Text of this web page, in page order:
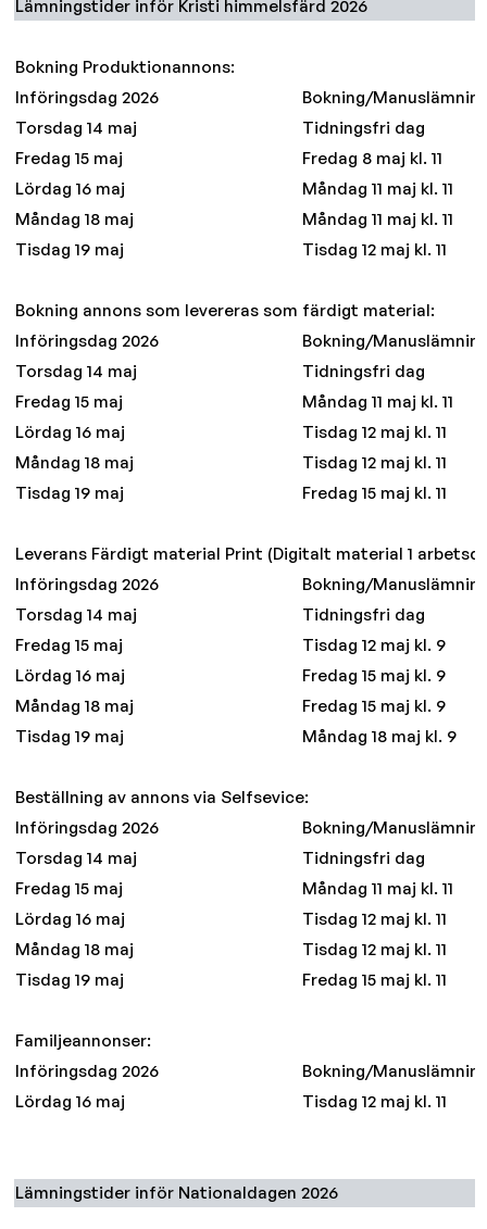
Lämningstider inför Kristi himmelsfärd 2026
Bokning Produktionannons:
Införingsdag 2026
Bokning/
Torsdag 14 maj
Tidningsfri dag
Fredag 15 maj
Fredag 8 maj kl. 11
Lördag 16 maj
Måndag 11 maj kl. 11
Måndag 18 maj
Måndag 11 maj kl. 11
Tisdag 19 maj
Tisdag 12 maj kl. 11
Bokning annons som levereras som färdigt material:
Införingsdag 2026
Bokning/
Torsdag 14 maj
Tidningsfri dag
Fredag 15 maj
Måndag 11 maj kl. 11
Lördag 16 maj
Tisdag 12 maj kl. 11
Måndag 18 maj
Tisdag 12 maj kl. 11
Tisdag 19 maj
Fredag 15 maj kl. 11
Leverans Färdigt material Print (Digitalt material 1
Införingsdag 2026
Bokning/
Torsdag 14 maj
Tidningsfri dag
Fredag 15 maj
Tisdag 12 maj kl. 9
Lördag 16 maj
Fredag 15 maj kl. 9
Måndag 18 maj
Fredag 15 maj kl. 9
Tisdag 19 maj
Måndag 18 maj kl. 9
Beställning av annons via Selfsevice:
Införingsdag 2026
Bokning/
Torsdag 14 maj
Tidningsfri dag
Fredag 15 maj
Måndag 11 maj kl. 11
Lördag 16 maj
Tisdag 12 maj kl. 11
Måndag 18 maj
Tisdag 12 maj kl. 11
Tisdag 19 maj
Fredag 15 maj kl. 11
Familjeannonser:
Införingsdag 2026
Bokning/
Lördag 16 maj
Tisdag 12 maj kl. 11
Lämningstider inför Nationaldagen 2026